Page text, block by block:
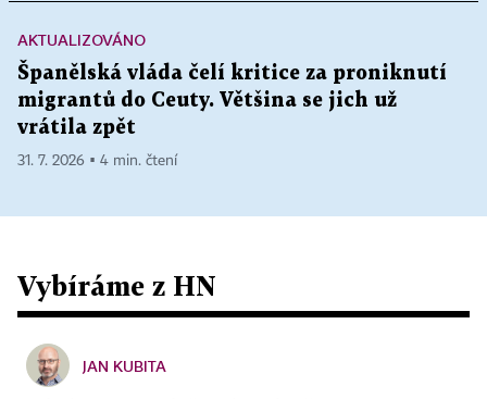
AKTUALIZOVÁNO
Španělská vláda čelí kritice za proniknutí
migrantů do Ceuty. Většina se jich už
vrátila zpět
31. 7. 2026 ▪ 4 min. čtení
Vybíráme z HN
JAN KUBITA